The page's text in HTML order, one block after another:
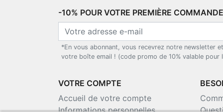
-10% POUR VOTRE PREMIÈRE
*En vous abonnant, vous recevrez notre newsletter
votre boîte email ! (code promo de 10% valable pour
VOTRE COMPTE
Accueil de votre compte